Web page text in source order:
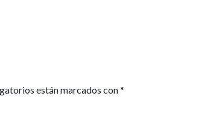
están marcados con*